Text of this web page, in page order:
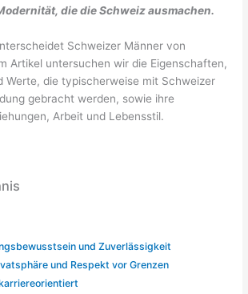
die die Schweiz ausmachen.
Schweizer Männer von
Artikel untersuchen wir die Eigenschaften,
Werte, die typischerweise mit Schweizer
gebracht werden, sowie ihre
Arbeit und Lebensstil.
und Zuverlässigkeit
und Respekt vor Grenzen